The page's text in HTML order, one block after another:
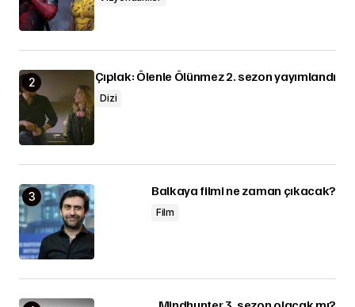
Çıplak: Ölenle Ölünmez 2. sezon yayımlandı
Dizi
Balkaya filmi ne zaman çıkacak?
Film